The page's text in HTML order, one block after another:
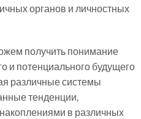
органов и личностных
получить понимание
и потенциального будущего
различные системы
тенденции,
в различных